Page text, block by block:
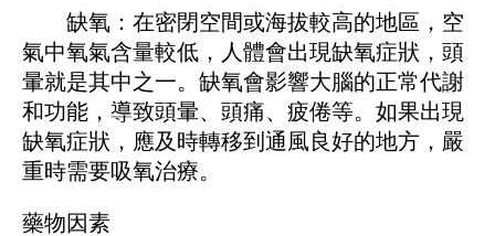
缺氧：在密閉空間或海拔較高的地區，空
氣中氧氣含量較低，人體會出現缺氧症狀，頭
暈就是其中之一。缺氧會影響大腦的正常代謝
和功能，導致頭暈、頭痛、疲倦等。如果出現
缺氧症狀，應及時轉移到通風良好的地方，嚴
重時需要吸氧治療。
藥物因素